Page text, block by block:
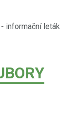
informační leták